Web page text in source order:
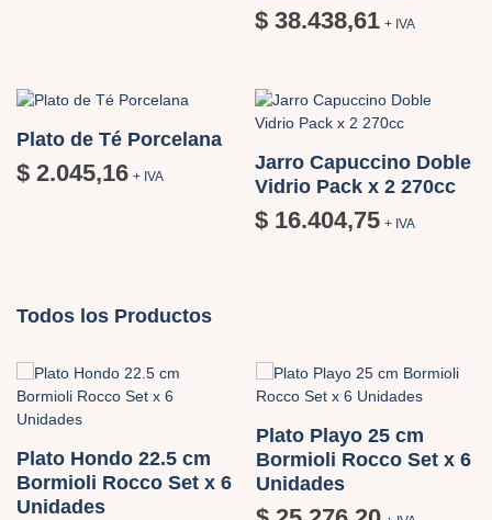
$ 38.438,61 + IVA
Plato de Té Porcelana
$ 2.045,16 + IVA
Jarro Capuccino Doble
Vidrio Pack x 2 270cc
$ 16.404,75 + IVA
Todos los Productos
Plato Hondo 22.5 cm
Bormioli Rocco Set x 6
Unidades
Plato Playo 25 cm
Bormioli Rocco Set x 6
Unidades